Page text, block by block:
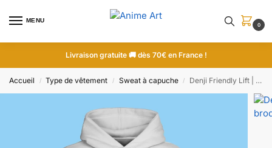
MENU
0
Livraison gratuite 🚚 dès 70€ en France !
Accueil / Type de vêtement / Sweat à capuche / Denji Friendly Lift | Chainsaw Man | Sweat à capuche brodé